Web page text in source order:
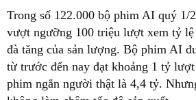
Trong số 122.000 bộ phim AI quý 1/
vượt ngưỡng 100 triệu lượt xem tỷ lệ
đà tăng của sản lượng. Bộ phim AI
từ trước đến nay đạt khoảng 1 tỷ
phim ngắn người thật là 4,4 tỷ.